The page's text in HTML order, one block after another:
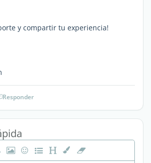
y compartir tu experiencia!
Responder